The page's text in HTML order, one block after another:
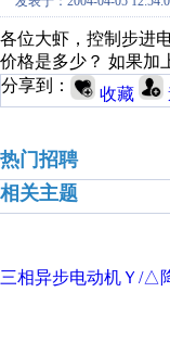
各位大虾，控制步进
价格是多少？ 如果加
分享到：
收藏
热门招聘
相关主题
三相异步电动机Ｙ/△